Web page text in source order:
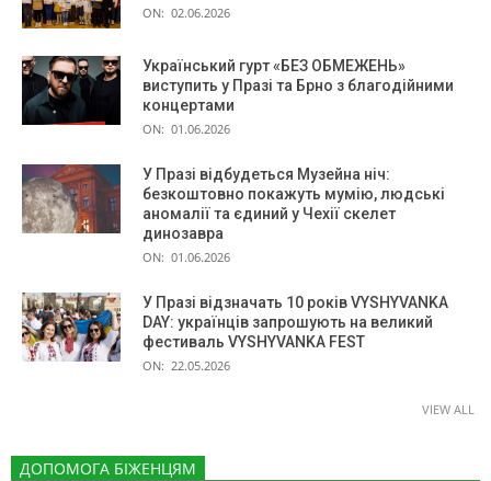
ON: 02.06.2026
Український гурт «БЕЗ ОБМЕЖЕНЬ»
виступить у Празі та Брно з благодійними
концертами
ON: 01.06.2026
У Празі відбудеться Музейна ніч:
безкоштовно покажуть мумію, людські
аномалії та єдиний у Чехії скелет
динозавра
ON: 01.06.2026
У Празі відзначать 10 років VYSHYVANKA
DAY: українців запрошують на великий
фестиваль VYSHYVANKA FEST
ON: 22.05.2026
VIEW ALL
ДОПОМОГА БІЖЕНЦЯМ